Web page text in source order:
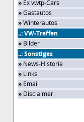
» Ex vwtp-Cars
»Gastautos
»Winterautos
..: VW-Treffen
» Bilder
..: Sonstiges
» News-Historie
» Links
» Email
» Disclaimer